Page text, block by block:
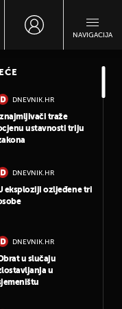
NAVIGACIJA
DNEVNIK.HR
Iznajmljivači traže
ustavnosti triju
DNEVNIK.HR
eksploziji ozljeđene tri
DNEVNIK.HR
u slučaju
u